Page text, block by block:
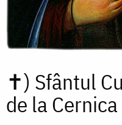
✝) Sfântul
de la Cernica